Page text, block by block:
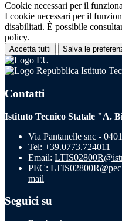
Cookie necessari per il
I cookie necessari per il
disabilitati. È possibile
policy.
Accetta tutti Salva le
Istituto
Contatti
Istituto Tecnico Statale "A.
Via Pantanelle snc -
Tel: +39.0773.724011
Email:
PEC:
mail
Seguici su